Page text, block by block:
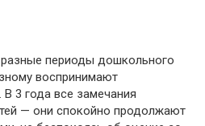
периоды дошкольного
воспринимают
3 года все замечания
— они спокойно продолжают